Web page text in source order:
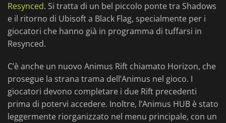
Resynced. Si tratta di un bel piccolo ponte tra Shadows
e il ritorno di Ubisoft a Black Flag, specialmente per i
giocatori che hanno già in programma di tuffarsi in
Resynced.
C’è anche un nuovo Animus Rift chiamato Horizon, che
prosegue la strana trama dell’Animus nel gioco. I
giocatori devono completare i due Rift precedenti
prima di potervi accedere. Inoltre, l’Animus HUB è stato
leggermente riorganizzato nel menu principale, con un